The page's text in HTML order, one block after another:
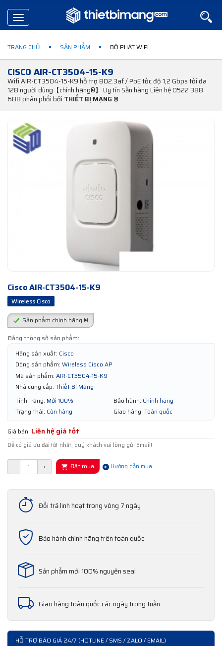
Toggle
navigation
TRANG CHỦ SẢN PHẨM BỘ PHÁT WIFI
CISCO AIR-CT3504-15-K9
Wifi AIR-CT3504-15-K9 hỗ trợ 802.3af / PoE tốc độ 1,2 Gbps tối đa
128 người dùng【chính hãng®】 Uy tín Sẵn hàng Liên hệ 0522 388
688 phân phối bởi THIẾT BỊ MẠNG ®
Cisco AIR-CT3504-15-K9
Wireless Cisco
Sản phẩm chính hãng ®
Bảng thông số sản phẩm:
Hãng sản xuất: Cisco
Dòng sản phẩm: Wireless Cisco AP
Mã sản phẩm: AIR-CT3504-15-K9
Nhà cung cấp: Thiết Bị Mạng
Tình trạng: Mới 100% Bảo hành: Chính hãng
Trạng thái: Còn hàng Giao hàng: Toàn quốc
Giá bán: Liên hệ giá tốt
Để có giá ưu đãi tốt nhất, quý khách vui lòng gửi Email!
- + Đặt mua Hướng dẫn mua
Đổi trả linh hoạt trong vòng 7 ngày
Bảo hành chính hãng trên toàn quốc
Sản phẩm mới 100% nguyên seal
Giao hàng toàn quốc các ngày trong tuần
HỖ TRỢ BÁO GIÁ 24/7 (HOTLINE / SMS / ZALO / EMAIL)